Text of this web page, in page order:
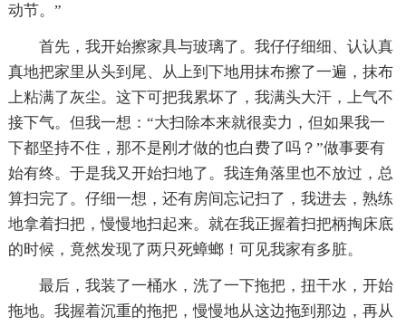
动节。”
首先，我开始擦家具与玻璃了。我仔仔细细、认认真
真地把家里从头到尾、从上到下地用抹布擦了一遍，抹布
上粘满了灰尘。这下可把我累坏了，我满头大汗，上气不
接下气。但我一想：“大扫除本来就很卖力，但如果我一
下都坚持不住，那不是刚才做的也白费了吗？”做事要有
始有终。于是我又开始扫地了。我连角落里也不放过，总
算扫完了。仔细一想，还有房间忘记扫了，我进去，熟练
地拿着扫把，慢慢地扫起来。就在我正握着扫把柄掏床底
的时候，竟然发现了两只死蟑螂！可见我家有多脏。
最后，我装了一桶水，洗了一下拖把，扭干水，开始
拖地。我握着沉重的拖把，慢慢地从这边拖到那边，再从